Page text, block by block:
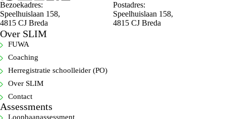
Bezoekadres:
Speelhuislaan 158,
4815 CJ Breda
Postadres:
Speelhuislaan 158,
4815 CJ Breda
Over SLIM
FUWA
Coaching
Herregistratie schoolleider (PO)
Over SLIM
Contact
Assessments
Loopbaanassessment